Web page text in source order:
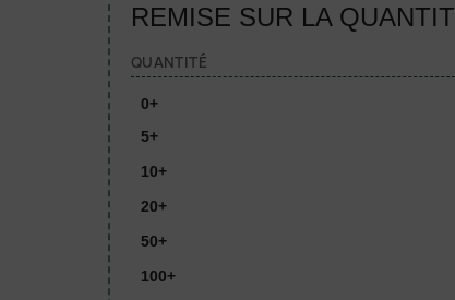
REMISE SUR LA
QUANTITÉ
0+
5+
10+
20+
50+
100+